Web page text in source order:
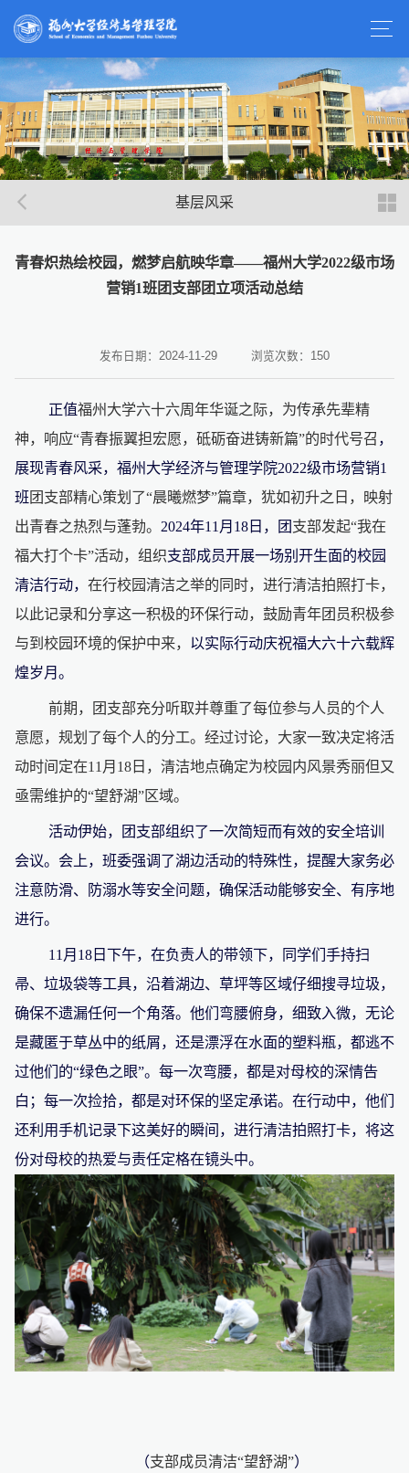
基层风采
青春炽热绘校园，燃梦启航映华章——福州大学2022级市场
营销1班团支部团立项活动总结
发布日期：2024-11-29 浏览次数： 150
正值福州大学六十六周年华诞之际，为传承先辈精
神，响应“青春振翼担宏愿，砥砺奋进铸新篇”的时代号召 ，
展现青春风采，福州大学经济与管理学院2022级市场营销1
班 团支部精心策划了“晨曦燃梦”篇章，犹如初升之日，映射
出青春之热烈与蓬勃。 2024年11月18日 ，团 支部发起“我在
福大打个卡”活动，组织支部成员开展一场别开生面的校园
清洁行动， 在行校园清洁之举的同时，进行清洁拍照打卡，
以此记录和分享这一积极的环保行动，鼓励青年团员积极参
与到校园环境的保护中来， 以实际行动庆祝福大六十六载辉
煌岁月。
前期，团支部充分听取并尊重了每位参与人员的个人
意愿，规划了每个人的分工。经过讨论，大家一致决定将活
动时间定在11月18日，清洁地点确定为校园内风景秀丽但又
亟需维护的“望舒湖”区域。
活动伊始，团支部组织了一次简短而有效的安全培训
会议。会上，班委强调了湖边活动的特殊性，提醒大家务必
注意防滑、防溺水等安全问题，确保活动能够安全、有序地
进行。
11月18日下午，在负责人的带领下，同学们手持扫
帚、垃圾袋等工具，沿着湖边、草坪等区域仔细搜寻垃圾，
确保不遗漏任何一个角落。他们弯腰俯身，细致入微，无论
是藏匿于草丛中的纸屑，还是漂浮在水面的塑料瓶，都逃不
过他们的“绿色之眼”。每一次弯腰，都是对母校的深情告
白；每一次捡拾，都是对环保的坚定承诺。在行动中，他们
还利用手机记录下这美好的瞬间，进行清洁拍照打卡，将这
份对母校的热爱与责任定格在镜头中。
（支部成员清洁“望舒湖”）